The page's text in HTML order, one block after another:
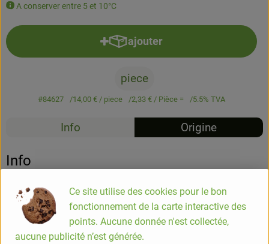
A conserver entre 5 et 10°C
ajouter
Ajouter le produit au panier
piece
#84627 14,00 € / piece 2,33 € / Pièce = 5.5% TVA
Info Origine
Info
Smoothie betterave chou vert 6x250ml
COMPOSITION
Ce site utilise des cookies pour le bon
fonctionnement de la carte interactive des
points. Aucune donnée n'est collectée,
aucune publicité n’est générée.